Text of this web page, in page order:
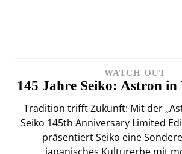
WATCH OUT
145 Jahre Seiko: Astron
Tradition trifft Zukunft: Mit der
Seiko 145th Anniversary Limited
präsentiert Seiko eine